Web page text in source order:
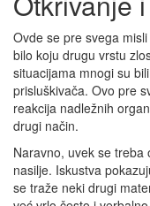
Ovde se pre svega
bilo koju drugu vrstu
situacijama mnogi su
prisluškivača. Ovo pre
reakcija nadležnih
drugi način.
Naravno, uvek se
nasilje. Iskustva
se traže neki drugi